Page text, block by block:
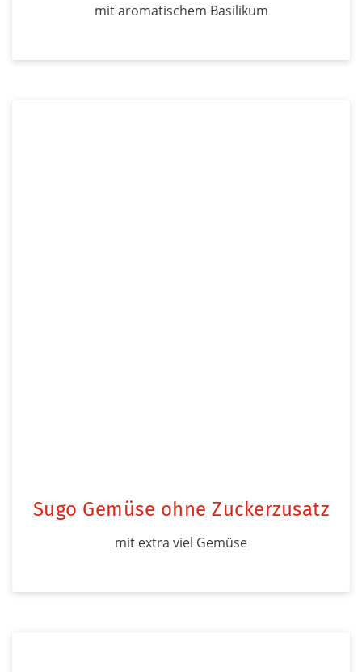
mit aromatischem Basilikum
Sugo Gemüse ohne Zuckerzusatz
mit extra viel Gemüse